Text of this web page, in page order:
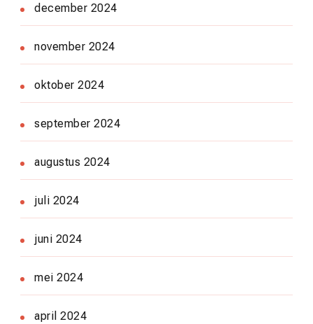
december 2024
november 2024
oktober 2024
september 2024
augustus 2024
juli 2024
juni 2024
mei 2024
april 2024